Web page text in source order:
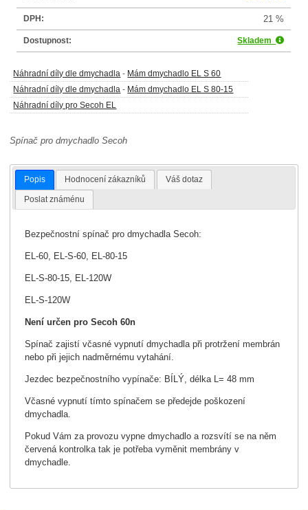
DPH: 21 %
Dostupnost: Skladem
Náhradní díly dle dmychadla - Mám dmychadlo EL S 60
Náhradní díly dle dmychadla - Mám dmychadlo EL S 80-15
Náhradní díly pro Secoh EL
Spínač pro dmychadlo Secoh
Popis Hodnocení zákazníků Váš dotaz
Poslat známénu
Bezpečnostní spínač pro dmychadla Secoh:
EL-60, EL-S-60, EL-80-15
EL-S-80-15, EL-120W
EL-S-120W
Není určen pro Secoh 60n
Spínač zajistí včasné vypnutí dmychadla při protržení membrán
nebo při jejich nadměrnému vytahání.
Jezdec bezpečnostního vypínače: BÍLÝ, délka L= 48 mm
Včasné vypnutí tímto spínačem se předejde poškození
dmychadla.
Pokud Vám za provozu vypne dmychadlo a rozsvítí se na něm
červená kontrolka tak je potřeba vyměnit membrány v
dmychadle.